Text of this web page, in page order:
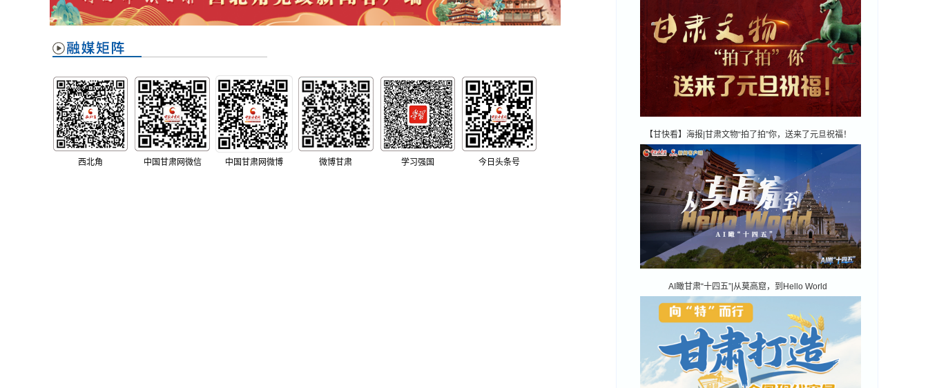
西北角 中国甘肃网微信 中国甘肃网微博 微博甘肃 学习强国 今日头条号
【甘快看】海报|甘肃文物“拍了拍”你，送来了元旦祝福！
AI瞰甘肃“十四五”|从莫高窟，到Hello World